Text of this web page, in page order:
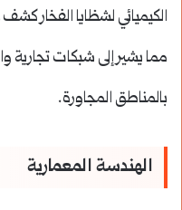
الكيميائي لشظايا الفخار
مما يشير إلى شبكات تجارية
بالمناطق المجاورة.
الهندسة المعمارية